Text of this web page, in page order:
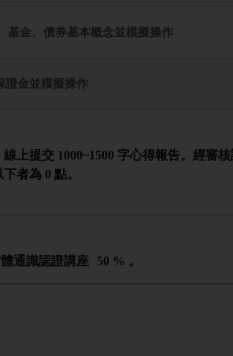
基金、債券基本概念並模擬操作
證金並模擬操作
上提交 1000~1500 字心得報告。經審
者為 0 點。
通識認證講座 50 % 。